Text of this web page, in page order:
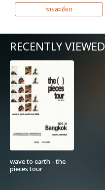
รายละเอียด
RECENTLY VIEWED
wave to earth - the
pieces tour